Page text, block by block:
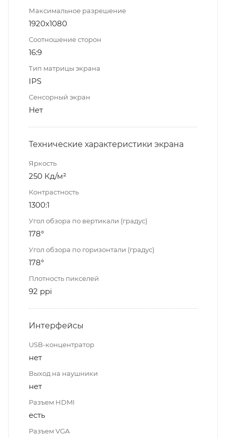
Максимальное разрешение
1920x1080
Соотношение сторон
16:9
Тип матрицы экрана
IPS
Сенсорный экран
Нет
Технические характеристики экрана
Яркость
250 Кд/м²
Контрастность
1300:1
Угол обзора по вертикали (градус)
178°
Угол обзора по горизонтали (градус)
178°
Плотность пикселей
92 ppi
Интерфейсы
USB-концентратор
нет
Выход на наушники
нет
Разъем HDMI
есть
Разъем VGA